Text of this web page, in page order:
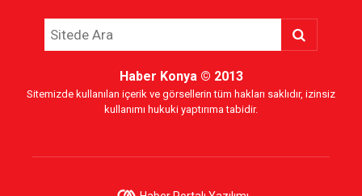
Haber Konya© 2013
Sitemizde kullanılan içerik ve görsellerin tüm hakları saklıdır, izinsiz
kullanımı hukuki yaptırıma tabidir.